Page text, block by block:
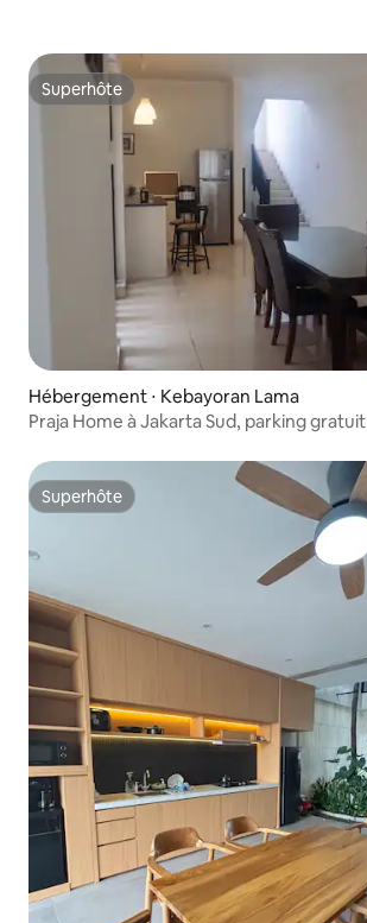
Superhôte
Superhôte
Hébergement ⋅ Kebayoran Lama
Praja Home à Jakarta Sud, parking gratuit
Superhôte
Superhôte